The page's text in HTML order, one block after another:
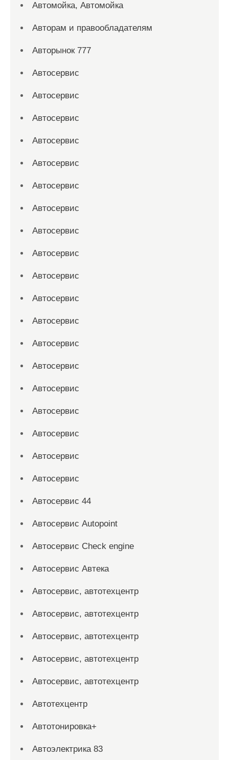
Автомойка, Автомойка
Авторам и правообладателям
Авторынок 777
Автосервис
Автосервис
Автосервис
Автосервис
Автосервис
Автосервис
Автосервис
Автосервис
Автосервис
Автосервис
Автосервис
Автосервис
Автосервис
Автосервис
Автосервис
Автосервис
Автосервис
Автосервис
Автосервис
Автосервис 44
Автосервис Autopoint
Автосервис Check engine
Автосервис Автека
Автосервис, автотехцентр
Автосервис, автотехцентр
Автосервис, автотехцентр
Автосервис, автотехцентр
Автосервис, автотехцентр
Автотехцентр
Автотонировка+
Автоэлектрика 83